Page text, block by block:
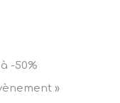
-50%
»